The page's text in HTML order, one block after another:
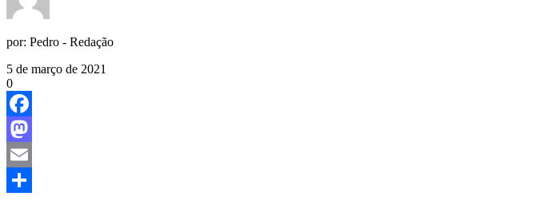
por: Pedro - Redação
5 de março de 2021
0
Facebook
Mastodon
Email